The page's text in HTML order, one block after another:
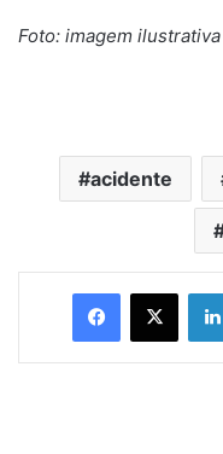
Foto: imagem ilustrativa
acidente